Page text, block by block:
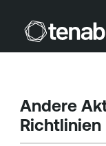
Andere
Richtlinien